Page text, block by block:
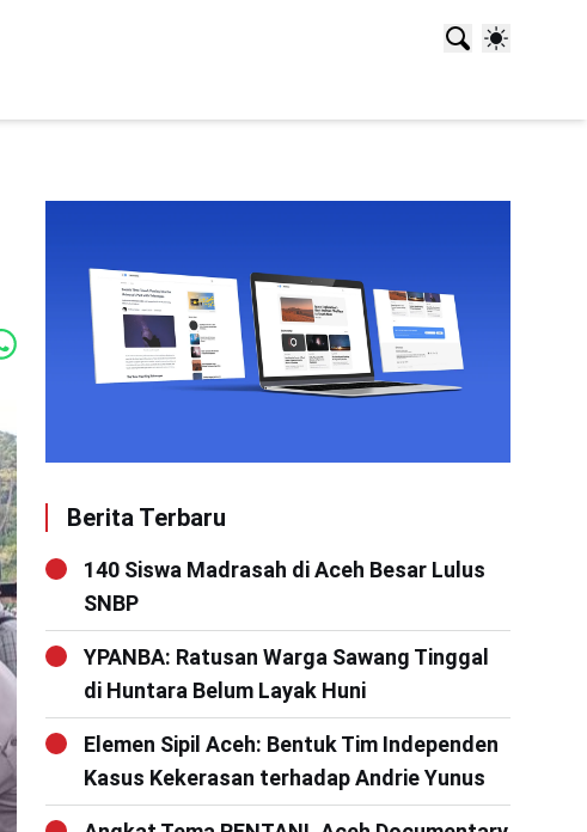
Berita Terbaru
140 Siswa Madrasah di Aceh Besar Lulus
SNBP
YPANBA: Ratusan Warga Sawang Tinggal
di Huntara Belum Layak Huni
Elemen Sipil Aceh: Bentuk Tim Independen
Kasus Kekerasan terhadap Andrie Yunus